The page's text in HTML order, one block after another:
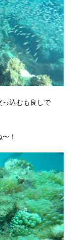
っ込むも良しで
！